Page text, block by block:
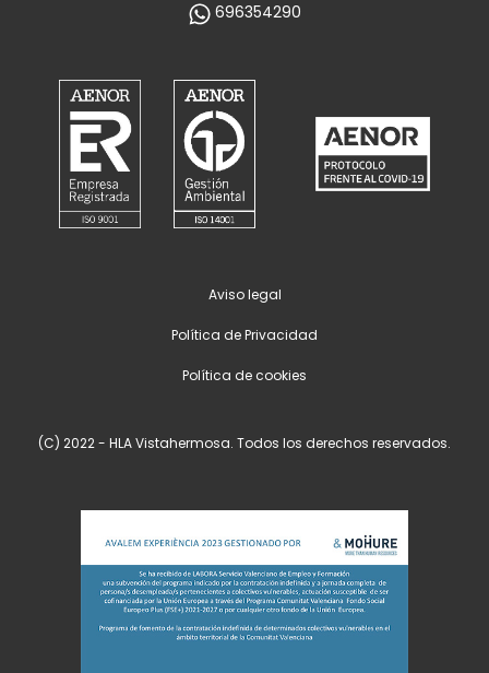
696354290
(C) 2022 - HLA Vistahermosa. Todos los derechos reservados.
Aviso legal
Política de Privacidad
Política de cookies